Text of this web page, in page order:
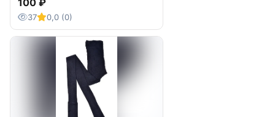
100 ₽
37 0,0 (0)